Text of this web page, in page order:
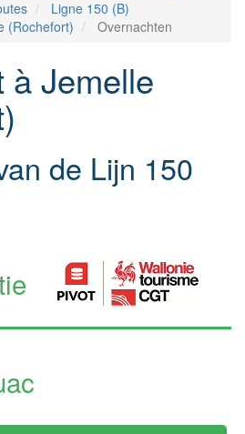
Ligne 150 (B)
(Rochefort)
Overnachten
à Jemelle
de Lijn 150